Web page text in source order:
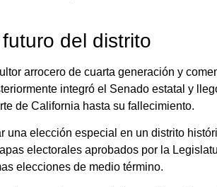
del distrito
arrocero de cuarta generación y
integró el Senado estatal y
de California hasta su fallecimiento.
una elección especial en un distrito
electorales aprobados por la
elecciones de medio término.